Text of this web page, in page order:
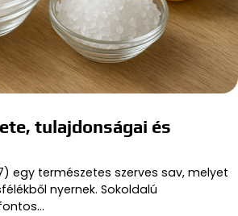
tulajdonságai és
egy természetes szerves sav, melyet
nyernek. Sokoldalú